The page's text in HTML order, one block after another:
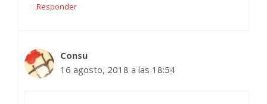
Responder
Consu
16 agosto, 2018 a las 18:54